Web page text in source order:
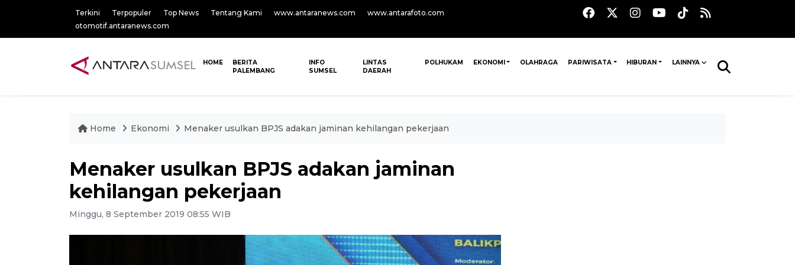
Terkini Terpopuler Top News Tentang Kami www.antaranews.com
www.antarafoto.com
otomotif.antaranews.com
HOME
BERITA
PALEMBANG
INFO
SUMSEL
LINTAS
DAERAH
POLHUKAM EKONOMI OLAHRAGA PARIWISATA HIBURAN LAINNYA
Home Ekonomi Menaker usulkan BPJS adakan jaminan kehilangan pekerjaan
Menaker usulkan BPJS adakan jaminan
kehilangan pekerjaan
Minggu, 8 September 2019 08:55 WIB